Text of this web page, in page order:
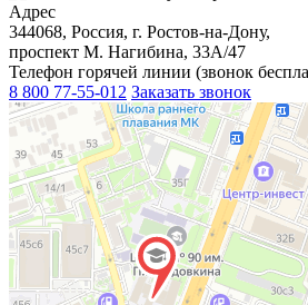
Адрес
344068, Россия, г. Ростов-на-Дону,
проспект М. Нагибина, 33А/47
Телефон горячей линии (звонок
8 800 77-55-012 Заказать звонок